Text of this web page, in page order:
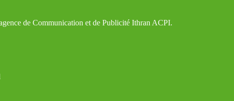
de Communication et de Publicité Ithran ACPI.